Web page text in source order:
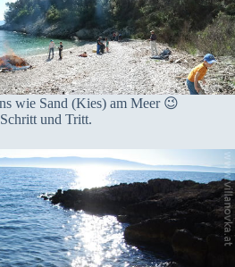
wie Sand (Kies) am Meer 😉
und Tritt.